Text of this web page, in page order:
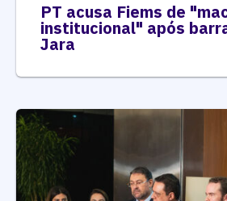
PT acusa Fiems de
institucional" após
Jara